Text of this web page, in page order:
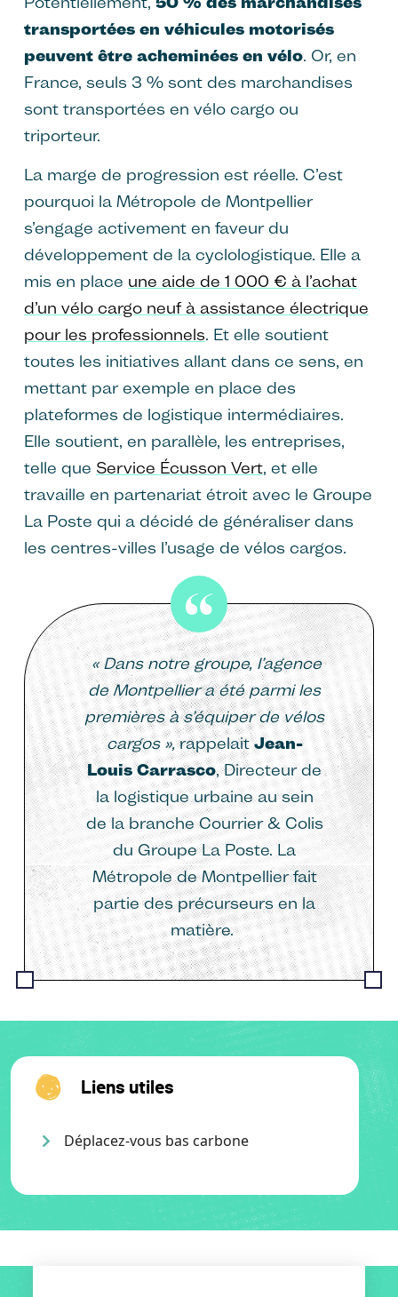
transportées en véhicules motorisés
peuvent être acheminées en vélo. Or, en
France, seuls 3 % sont des marchandises
sont transportées en vélo cargo ou
triporteur.
La marge de progression est réelle. C’est
pourquoi la Métropole de Montpellier
s’engage activement en faveur du
développement de la cyclologistique. Elle a
mis en place une aide de 1 000 € à l’achat
d’un vélo cargo neuf à assistance électrique
pour les professionnels. Et elle soutient
toutes les initiatives allant dans ce sens, en
mettant par exemple en place des
plateformes de logistique intermédiaires.
Elle soutient, en parallèle, les entreprises,
telle que Service Écusson Vert, et elle
travaille en partenariat étroit avec le Groupe
La Poste qui a décidé de généraliser dans
les centres-villes l’usage de vélos cargos.
« Dans notre groupe, l’agence
de Montpellier a été parmi les
premières à s’équiper de vélos
cargos »,rappelaitJean-
Louis Carrasco, Directeur de
la logistique urbaine au sein
de la branche Courrier & Colis
du Groupe La Poste. La
Métropole de Montpellier fait
partie des précurseurs en la
matière.
Liens utiles
Déplacez-vous bas carbone